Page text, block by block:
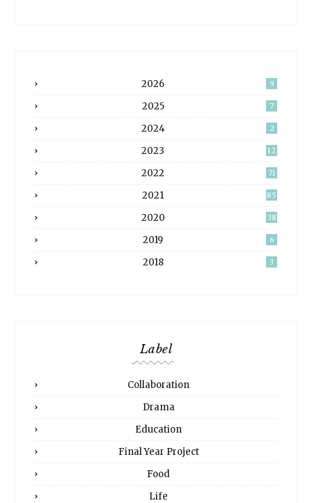
2026 9
2025 7
2024 2
2023 12
2022 71
2021 85
2020 38
2019 6
2018 3
Label
Collaboration
Drama
Education
Final Year Project
Food
Life